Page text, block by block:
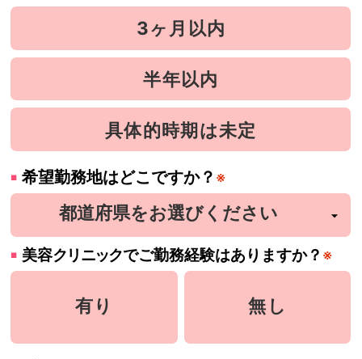
3ヶ月以内
半年以内
具体的時期は未定
希望勤務地はどこですか？ ※
美容クリニックでご勤務経験はありますか？ ※
有り 無し